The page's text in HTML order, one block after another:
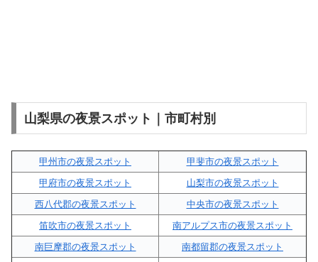
山梨県の夜景スポット｜市町村別
甲州市の夜景スポット
甲斐市の夜景スポット
甲府市の夜景スポット
山梨市の夜景スポット
西八代郡の夜景スポット
中央市の夜景スポット
笛吹市の夜景スポット
南アルプス市の夜景スポット
南巨摩郡の夜景スポット
南都留郡の夜景スポット